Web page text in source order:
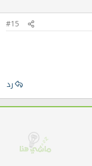
#15
رد